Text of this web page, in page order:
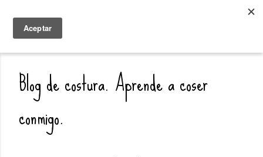
COSIENDO SIN DEDAL
Blog de costura. Aprende a coser
conmigo.